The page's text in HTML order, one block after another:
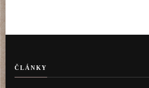
ČLÁNKY